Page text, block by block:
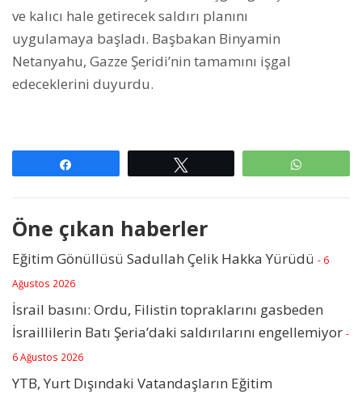
ve kalıcı hale getirecek saldırı planını
uygulamaya başladı. Başbakan Binyamin
Netanyahu, Gazze Şeridi’nin tamamını işgal
edeceklerini duyurdu.
Öne çıkan haberler
Eğitim Gönüllüsü Sadullah Çelik Hakka Yürüdü - 6
Ağustos 2026
İsrail basını: Ordu, Filistin topraklarını gasbeden
İsraillilerin Batı Şeria’daki saldırılarını engellemiyor -
6 Ağustos 2026
YTB, Yurt Dışındaki Vatandaşların Eğitim